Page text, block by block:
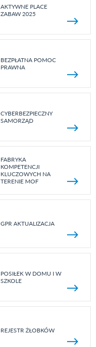
AKTYWNE PLACE
ZABAW 2025
BEZPŁATNA POMOC
PRAWNA
CYBERBEZPIECZNY
SAMORZĄD
FABRYKA
KOMPETENCJI
KLUCZOWYCH NA
TERENIE MOF
GPR AKTUALIZACJA
POSIŁEK W DOMU I W
SZKOLE
REJESTR ŻŁOBKÓW